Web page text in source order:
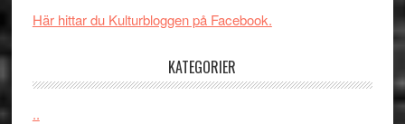
kan
Här hittar du Kulturbloggen på Facebook.
KATEGORIER
..